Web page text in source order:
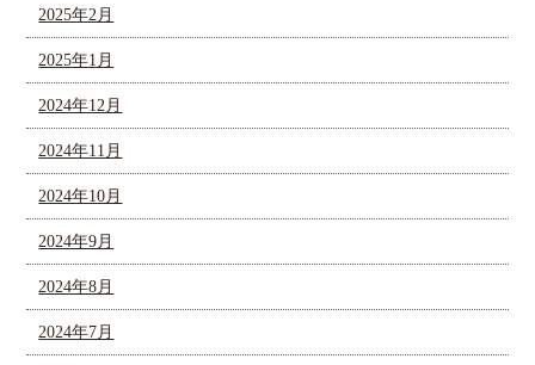
2025年2月
2025年1月
2024年12月
2024年11月
2024年10月
2024年9月
2024年8月
2024年7月